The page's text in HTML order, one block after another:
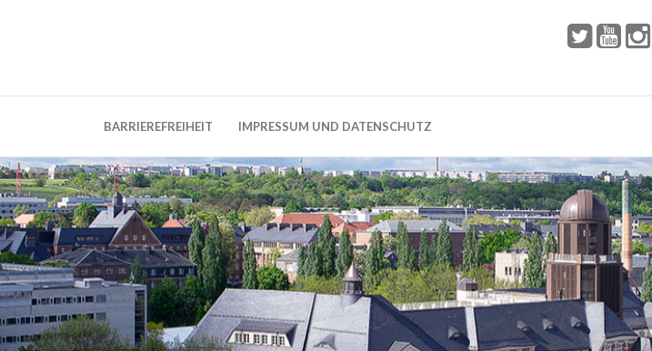
BARRIEREFREIHEIT IMPRESSUM UND DATENSCHUTZ